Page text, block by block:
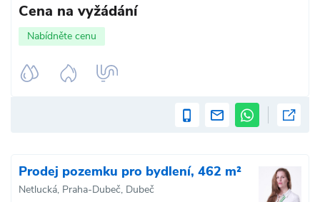
Cena na vyžádání
Nabídněte cenu
Prodej pozemku pro bydlení, 462 m²
Netlucká, Praha-Dubeč, Dubeč